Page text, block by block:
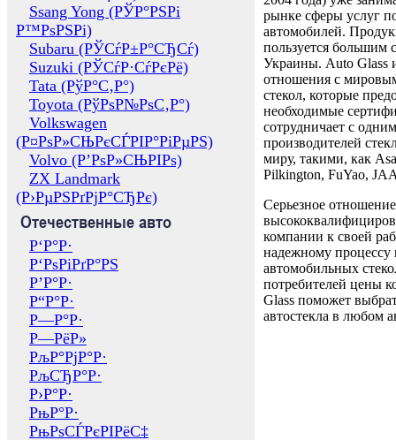
Ssang Yong (РЎР°РЅРі
Р™РѕРЅРі)
Subaru (РЎСѓР±Р°СЂСѓ)
Suzuki (РЎСѓР·СѓРєРё)
Tata (РўР°С‚Р°)
Toyota (РўРѕР№РѕС‚Р°)
Volkswagen
(Р¤РѕР»СЊРєСЃРІР°РіРµРЅ)
Volvo (Р’РѕР»СЊРІРѕ)
ZX Landmark
(Р›РµРЅРґРјР°СЂРє)
Отечественные авто
Р‘Р°Р·
Р‘РѕРіРґР°РЅ
Р’Р°Р·
Р“Р°Р·
Р—Р°Р·
Р—РёР»
РљР°РјР°Р·
РљСЂР°Р·
Р›Р°Р·
РњР°Р·
РњРѕСЃРєРІРёС‡
рынке сферы услуг
автомобилей.
пользуется большим
Украины. Auto Glass
отношения с
стекол, которые
необходимые
сотрудничает с
производителей
миру, такими, как
Pilkington, FuYao,
Серьезное отношение
компании к своей
надежному процессу
автомобильных
потребителей цены
Glass поможет
автостекла в любом